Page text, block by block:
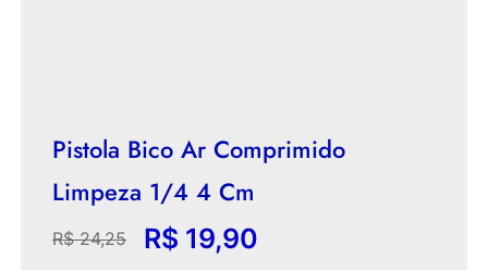
Pistola Bico Ar Comprimido
Limpeza 1/4 4 Cm
R$24,25 R$ 19,90